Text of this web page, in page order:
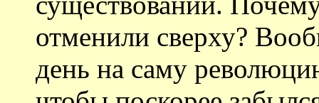
отменили сверху?
день на саму